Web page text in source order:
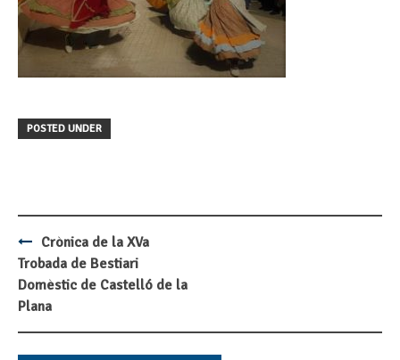
POSTED UNDER
Post
navigation
Crònica de la XVa
Trobada de Bestiari
Domèstic de Castelló de la
Plana